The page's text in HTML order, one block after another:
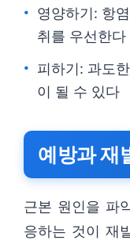
영양하기: 항
취를 우선한다
피하기: 과도
이 될 수 있다
예방과 재
근본 원인을 파
응하는 것이 재